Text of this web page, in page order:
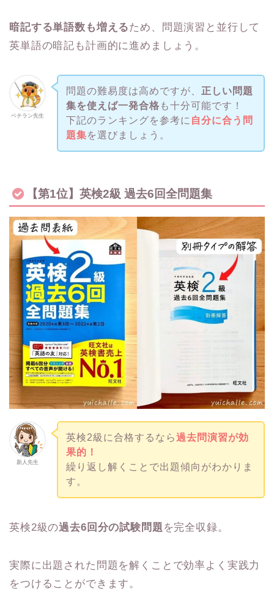
暗記する単語数も増えるため、問題演習と並行して
英単語の暗記も計画的に進めましょう。
ベテラン先生
問題の難易度は高めですが、 正しい問題
集を使えば一発合格 も十分可能です！
下記のランキングを参考に 自分に合う問
題集を選びましょう。
【第1位】英検2級 過去6回全問題集
新人先生
英検2級に合格するなら過去問演習が効
果的！
繰り返し解くことで出題傾向がわかりま
す。
英検2級の過去6回分の試験問題 を完全収録。
実際に出題された問題を解くことで効率よく実践力
をつけることができます。